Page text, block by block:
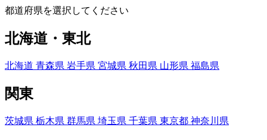
都道府県を選択してください
北海道・東北
北海道 青森県 岩手県 宮城県 秋田県 山形県 福島県
関東
茨城県 栃木県 群馬県 埼玉県 千葉県 東京都 神奈川県